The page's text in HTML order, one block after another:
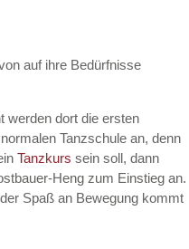
auf ihre Bedürfnisse
werden dort die ersten
Tanzschule an, denn
Tanzkurs sein soll, dann
Heng zum Einstieg an.
Spaß an Bewegung kommt